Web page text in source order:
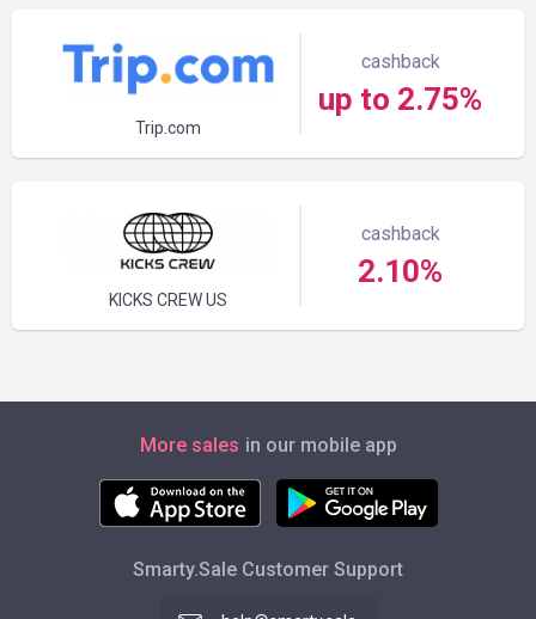
Trip.com
cashback
up to 2.75%
KICKS CREW US
cashback
2.10%
More sales in our mobile app
Smarty.Sale Customer Support